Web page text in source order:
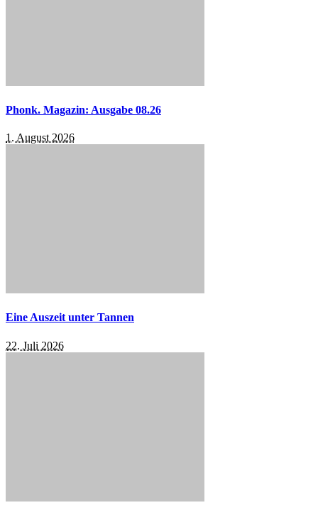
Phonk. Magazin: Ausgabe 08.26
1. August 2026
Eine Auszeit unter Tannen
22. Juli 2026